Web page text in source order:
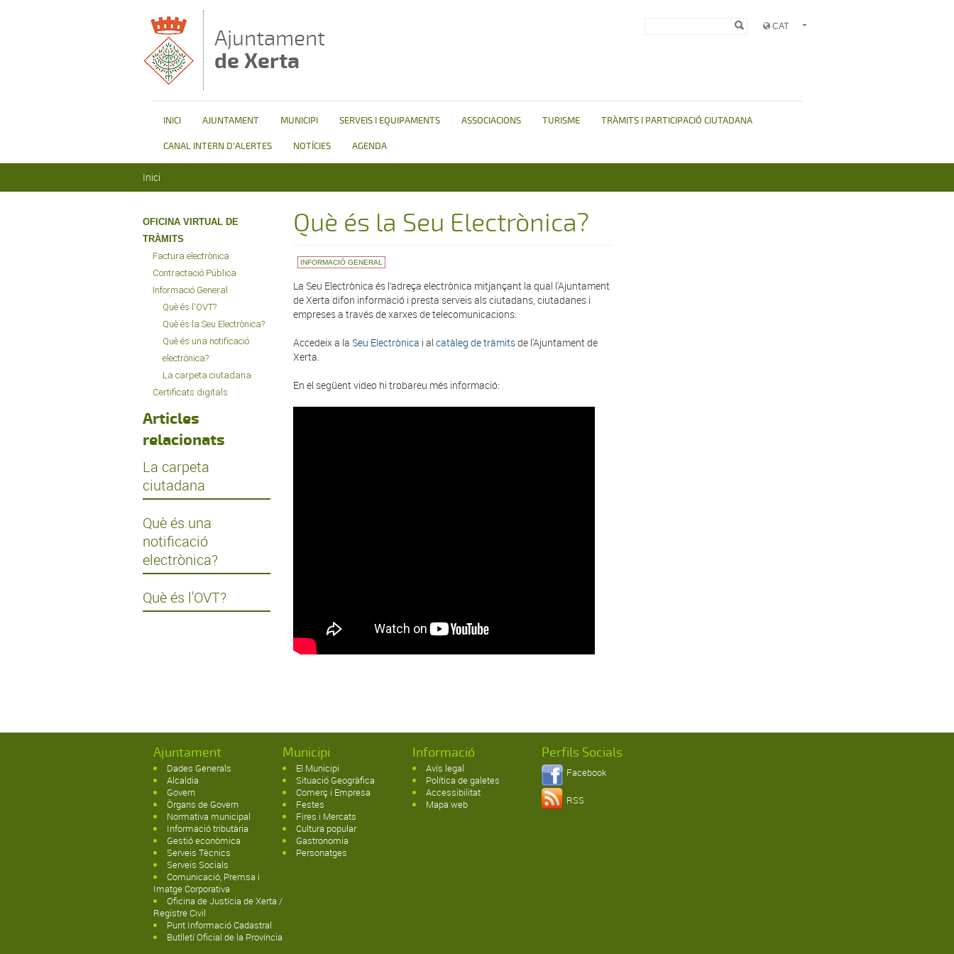
Ajuntament
de Xerta
INICI AJUNTAMENT MUNICIPI SERVEIS I EQUIPAMENTS ASSOCIACIONS TURISME TRÀMITS I PARTICIPACIÓ CIUTADANA
CANAL INTERN D'ALERTES NOTÍCIES AGENDA
Inici
OFICINA VIRTUAL DE
TRÀMITS
Factura electrònica
Contractació Pública
Informació General
Què és l'OVT?
Què és la Seu Electrònica?
Què és una notificació
electrònica?
La carpeta ciutadana
Certificats digitals
Articles
relacionats
La carpeta
ciutadana
Què és una
notificació
electrònica?
Què és l'OVT?
Què és la Seu Electrònica?
INFORMACIÓ GENERAL
La Seu Electrònica és l’adreça electrònica mitjançant la qual l'Ajuntament
de Xerta difon informació i presta serveis als ciutadans, ciutadanes i
empreses a través de xarxes de telecomunicacions.
Accedeix a la Seu Electrònica i al catàleg de tràmitsde l'Ajuntament de
Xerta.
En el següent video hi trobareu més informació:
Ajuntament
Dades Generals
Alcaldia
Govern
Òrgans de Govern
Normativa municipal
Informació tributària
Gestió econòmica
Serveis Tècnics
Serveis Socials
Comunicació, Premsa i
Imatge Corporativa
Oficina de Justícia de Xerta /
Registre Civil
Punt Informació Cadastral
Butlletí Oficial de la Província
Municipi
El Municipi
Situació Geogràfica
Comerç i Empresa
Festes
Fires i Mercats
Cultura popular
Gastronomia
Personatges
Informació
Avís legal
Política de galetes
Accessibilitat
Mapa web
Perfils Socials
Facebook
RSS